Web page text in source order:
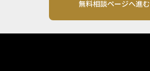
無料相談ページへ進む